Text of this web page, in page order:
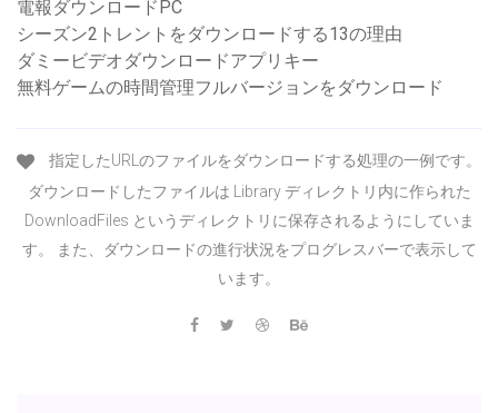
電報ダウンロードPC
シーズン2トレントをダウンロードする13の理由
ダミービデオダウンロードアプリキー
無料ゲームの時間管理フルバージョンをダウンロード
指定したURLのファイルをダウンロードする処理の一例です。
ダウンロードしたファイルは Library ディレクトリ内に作られた
DownloadFiles というディレクトリに保存されるようにしていま
す。 また、ダウンロードの進行状況をプログレスバーで表示して
います。